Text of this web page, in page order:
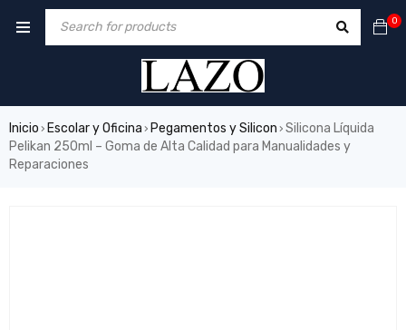
0
Inicio › Escolar y Oficina › Pegamentos y Silicon › Silicona Líquida
Pelikan 250ml – Goma de Alta Calidad para Manualidades y
Reparaciones